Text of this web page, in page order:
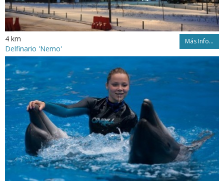
4 km Más Info...
Delfinario 'Nemo'